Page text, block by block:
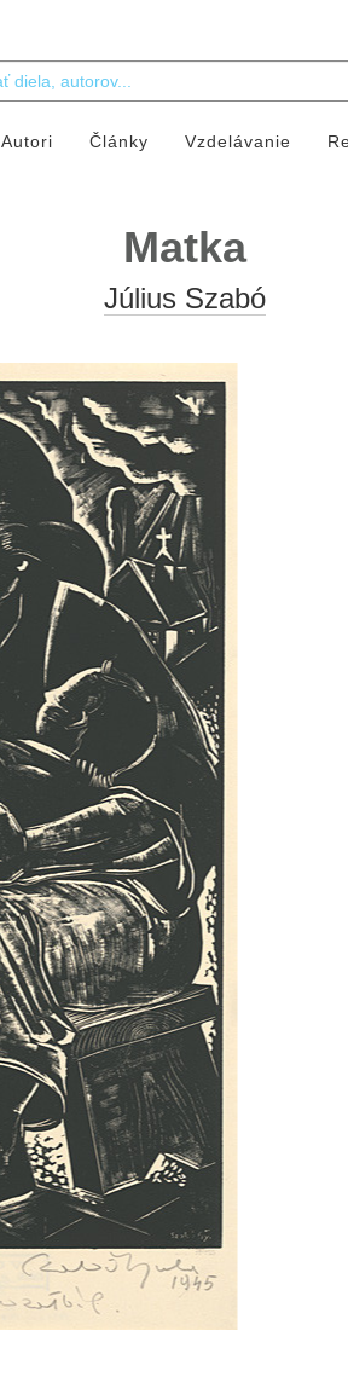
Autori Články Vzdelávanie
Matka
Július Szabó